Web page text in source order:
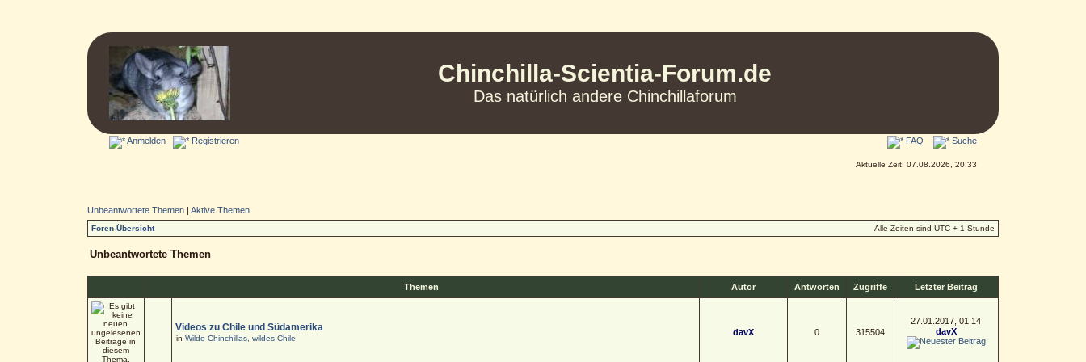
Chinchilla-Scientia-Forum.de
Das natürlich andere Chinchillaforum
Anmelden Registrieren FAQ Suche
Aktuelle Zeit: 07.08.2026, 20:33
Unbeantwortete Themen| Aktive Themen
Foren-Übersicht Alle Zeiten sind UTC + 1 Stunde
Unbeantwortete Themen
Themen Autor Antworten Zugriffe Letzter Beitrag
Videos zu Chile und Südamerika
in Wilde Chinchillas, wildes Chile
davX 0 315504
27.01.2017, 01:14
davX